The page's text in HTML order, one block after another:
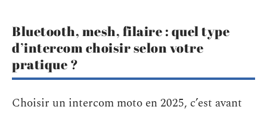
Bluetooth, mesh, filaire : quel type
d’intercom choisir selon votre
pratique ?
Choisir un intercom moto en 2025, c’est avant